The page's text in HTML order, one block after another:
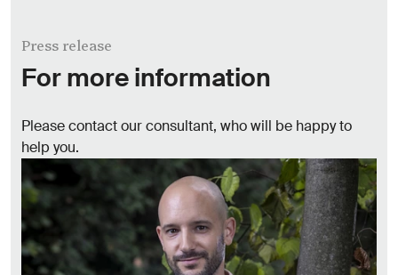
Press release
For more information
Please contact our consultant, who will be happy to
help you.